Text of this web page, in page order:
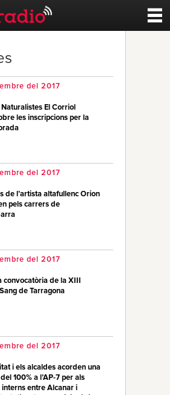
Esports
Qui Som
del 2017
Naturalistes El Corriol
les inscripcions per la
del 2017
de l’artista altafullenc Orion
pels carrers de
del 2017
convocatòria de la XIII
de Tarragona
del 2017
i els alcaldes acorden una
100% a l’AP-7 per als
entre Alcanar i